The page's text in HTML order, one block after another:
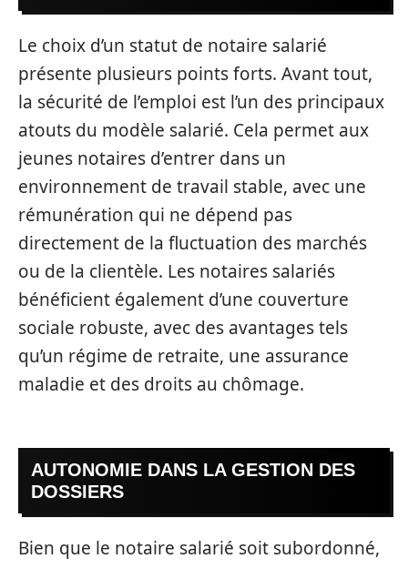
Le choix d’un statut de notaire salarié
présente plusieurs points forts. Avant tout,
la sécurité de l’emploi est l’un des principaux
atouts du modèle salarié. Cela permet aux
jeunes notaires d’entrer dans un
environnement de travail stable, avec une
rémunération qui ne dépend pas
directement de la fluctuation des marchés
ou de la clientèle. Les notaires salariés
bénéficient également d’une couverture
sociale robuste, avec des avantages tels
qu’un régime de retraite, une assurance
maladie et des droits au chômage.
AUTONOMIE DANS LA GESTION DES
DOSSIERS
Bien que le notaire salarié soit subordonné,